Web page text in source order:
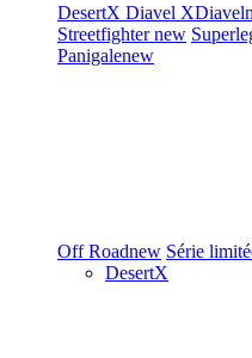
DesertX Diavel XDiavel
Streetfighternew
Panigalenew
Off Roadnew Série
DesertX